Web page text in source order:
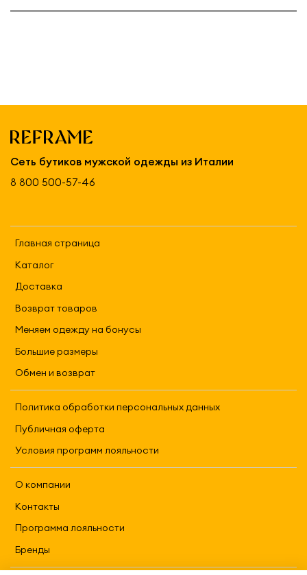
Главная страница
Каталог
Доставка
Возврат товаров
Меняем одежду на бонусы
Большие размеры
Обмен и возврат
Политика обработки персональных данных
Публичная оферта
Условия программ лояльности
О компании
Контакты
Программа лояльности
Бренды
Сеть бутиков мужской одежды из Италии
8 800 500-57-46